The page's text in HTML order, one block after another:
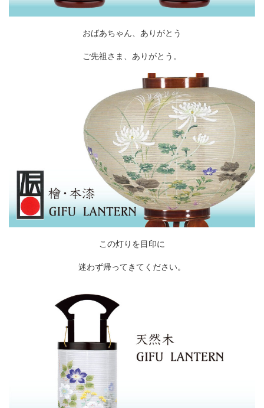
おばあちゃん、ありがとう
ご先祖さま、ありがとう。
この灯りを目印に
迷わず帰ってきてください。